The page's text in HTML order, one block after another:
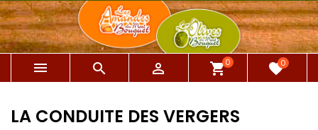
   shopping_cart0 favorite
0
LA CONDUITE DES VERGERS